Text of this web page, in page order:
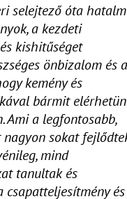
óta
a kezdeti
kishitűséget
önbizalom és a
kemény és
bármit
Ami a legfontosabb,
sokat
mind
tanultak és
csapatteljesítmény és